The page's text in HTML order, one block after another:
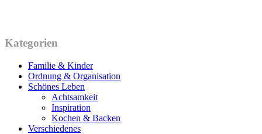
Kategorien
Familie & Kinder
Ordnung & Organisation
Schönes Leben
Achtsamkeit
Inspiration
Kochen & Backen
Verschiedenes